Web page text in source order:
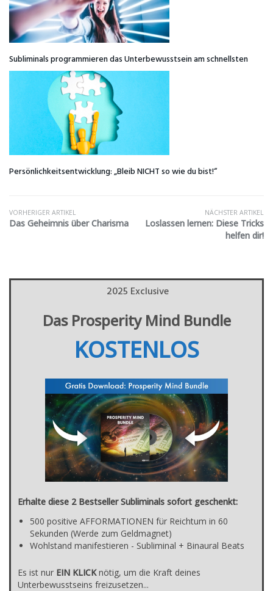
Subliminals programmieren das Unterbewusstsein am schnellsten
Persönlichkeitsentwicklung: „Bleib NICHT so wie du bist!“
VORHERIGER ARTIKEL
Das Geheimnis über Charisma
NÄCHSTER ARTIKEL
Loslassen lernen: Diese Tricks
helfen dir!
2025 Exclusive
Das Prosperity Mind Bundle
KOSTENLOS
Erhalte diese 2 Bestseller Subliminals sofort geschenkt:
500 positive AFFORMATIONEN für Reichtum in 60
Sekunden (Werde zum Geldmagnet)
Wohlstand manifestieren - Subliminal + Binaural Beats
Es ist nur EIN KLICKnötig, um die Kraft deines
Unterbewusstseins freizusetzen...